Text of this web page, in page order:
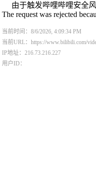
由于触发哔哩哔哩安全
The request was rejected
当前时间：8/6/2026, 4:09:34 PM
当前URL：https://www.bilibili.com/
IP地址：216.73.216.227
用户ID：